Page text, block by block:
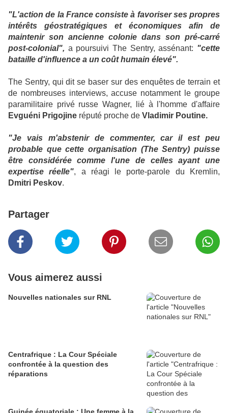
"L'action de la France consiste à favoriser ses propres
intérêts géostratégiques et économiques afin de
maintenir son ancienne colonie dans son pré-carré
post-colonial", a poursuivi The Sentry, assénant: "cette
bataille d'influence a un coût humain élevé".
The Sentry, qui dit se baser sur des enquêtes de terrain et
de nombreuses interviews, accuse notamment le groupe
paramilitaire privé russe Wagner, lié à l'homme d'affaire
Evguéni Prigojine réputé proche de Vladimir Poutine.
"Je vais m'abstenir de commenter, car il est peu
probable que cette organisation (The Sentry) puisse
être considérée comme l'une de celles ayant une
expertise réelle", a réagi le porte-parole du Kremlin,
Dmitri Peskov.
Partager
Vous aimerez aussi
Nouvelles nationales sur RNL
Centrafrique : La Cour Spéciale
confrontée à la question des
réparations